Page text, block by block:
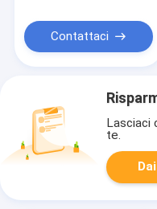
Contattaci
Lasciaci
te.